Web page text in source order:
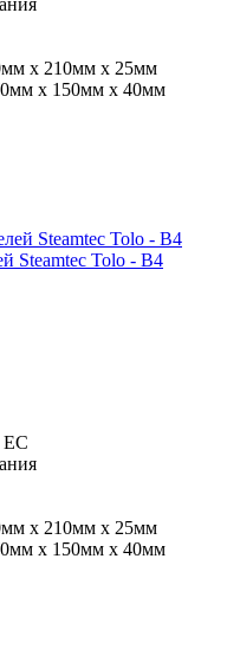
х 210мм х 25мм
х 150мм х 40мм
Steamtec Tolo - B4
х 210мм х 25мм
х 150мм х 40мм